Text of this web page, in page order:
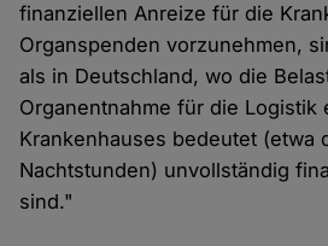
finanziellen Anreize für die
Organspenden vorzunehmen,
als in Deutschland, wo die
Organentnahme für die Logistik
Krankenhauses bedeutet (etwa
Nachtstunden) unvollständig
sind."